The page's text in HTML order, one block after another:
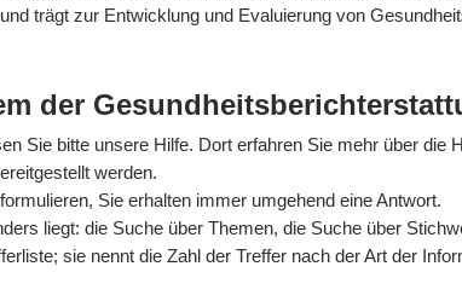
trägt zur Entwicklung und Evaluierung von
der
Sie bitte unsere Hilfe. Dort erfahren Sie mehr über die
werden.
Sie erhalten immer umgehend eine Antwort.
liegt: die Suche über Themen, die Suche über
sie nennt die Zahl der Treffer nach der Art der